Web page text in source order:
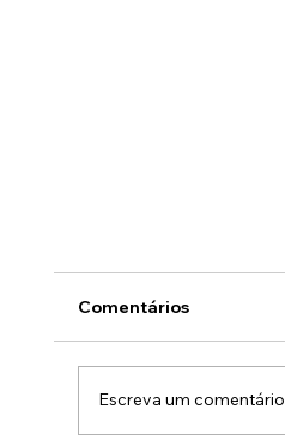
Comentários
Escreva um comentário